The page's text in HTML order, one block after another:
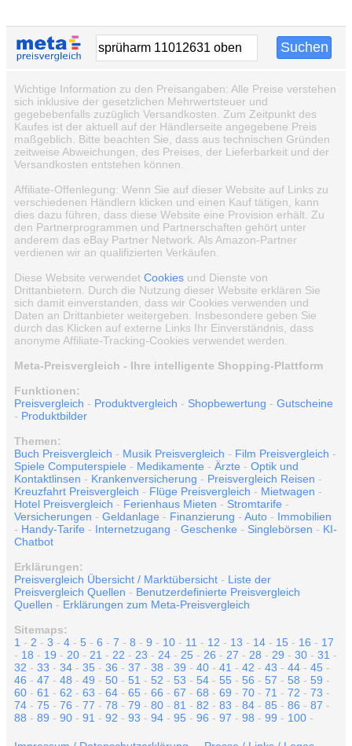
Wichtige Information zu den Preisangaben: Alle Preise verstehen
sich inklusive der gesetzlichen Mehrwertsteuer und
gegebebenfalls zuzüglich Versandkosten. Zum Zeitpunkt des
Kaufes ist der aktuell auf der Händlerseite angegebene Preis
maßgeblich. Bitte beachten Sie, dass aus technischen Gründen
zeitweise Abweichungen, des Preises, der Lieferbarkeit und der
Versandkosten entstehen können.
Affiliate-Offenlegung: Wenn Sie auf dieser Website auf Links zu
verschiedenen Händlern klicken und einen Kauf tätigen, kann
dies dazu führen, dass diese Website eine Provision erhält. Zu
den Partnerprogrammen und Partnerschaften gehört unter
anderem das eBay Partner Network. Als Amazon-Partner
verdienen wir an qualifizierten Verkäufen.
Diese Website verwendet Cookies und Dienste von
Drittanbietern. Durch die Nutzung dieser Website erklären Sie
sich damit einverstanden, dass wir Cookies verwenden und
Daten an Drittanbieter weitergeben. Insbesondere geben Sie
durch das Klicken auf externe Links Ihr Einverständnis, dass
anonyme Affiliate-Tracking-Cookies verwendet werden.
Meta-Preisvergleich - Ihre intelligente Shopping-Plattform
Funktionen:
Preisvergleich - Produktvergleich - Shopbewertung - Gutscheine
- Produktbilder
Themen:
Buch Preisvergleich - Musik Preisvergleich - Film Preisvergleich -
Spiele Computerspiele - Medikamente - Ärzte - Optik und
Kontaktlinsen - Krankenversicherung - Preisvergleich Reisen -
Kreuzfahrt Preisvergleich - Flüge Preisvergleich - Mietwagen -
Hotel Preisvergleich - Ferienhaus Mieten - Stromtarife -
Versicherungen - Geldanlage - Finanzierung - Auto - Immobilien
- Handy-Tarife - Internetzugang - Geschenke - Singlebörsen - KI-
Chatbot
Erklärungen:
Preisvergleich Übersicht / Marktübersicht - Liste der
Preisvergleich Quellen - Benutzerdefinierte Preisvergleich
Quellen - Erklärungen zum Meta-Preisvergleich
Sitemaps:
1 - 2 - 3 - 4 - 5 - 6 - 7 - 8 - 9 - 10 - 11 - 12 - 13 - 14 - 15 - 16 - 17
- 18 - 19 - 20 - 21 - 22 - 23 - 24 - 25 - 26 - 27 - 28 - 29 - 30 - 31 -
32 - 33 - 34 - 35 - 36 - 37 - 38 - 39 - 40 - 41 - 42 - 43 - 44 - 45 -
46 - 47 - 48 - 49 - 50 - 51 - 52 - 53 - 54 - 55 - 56 - 57 - 58 - 59 -
60 - 61 - 62 - 63 - 64 - 65 - 66 - 67 - 68 - 69 - 70 - 71 - 72 - 73 -
74 - 75 - 76 - 77 - 78 - 79 - 80 - 81 - 82 - 83 - 84 - 85 - 86 - 87 -
88 - 89 - 90 - 91 - 92 - 93 - 94 - 95 - 96 - 97 - 98 - 99 - 100 -